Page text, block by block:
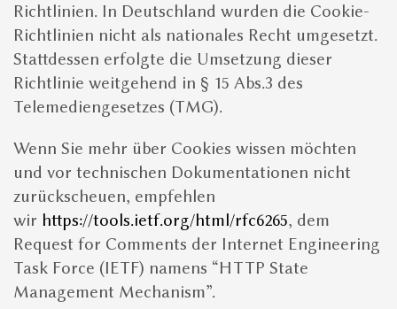
Richtlinien. In Deutschland wurden die Cookie-
Richtlinien nicht als nationales Recht umgesetzt.
Stattdessen erfolgte die Umsetzung dieser
Richtlinie weitgehend in § 15 Abs.3 des
Telemediengesetzes (TMG).
Wenn Sie mehr über Cookies wissen möchten
und vor technischen Dokumentationen nicht
zurückscheuen, empfehlen
wir https://tools.ietf.org/html/rfc6265, dem
Request for Comments der Internet Engineering
Task Force (IETF) namens “HTTP State
Management Mechanism”.